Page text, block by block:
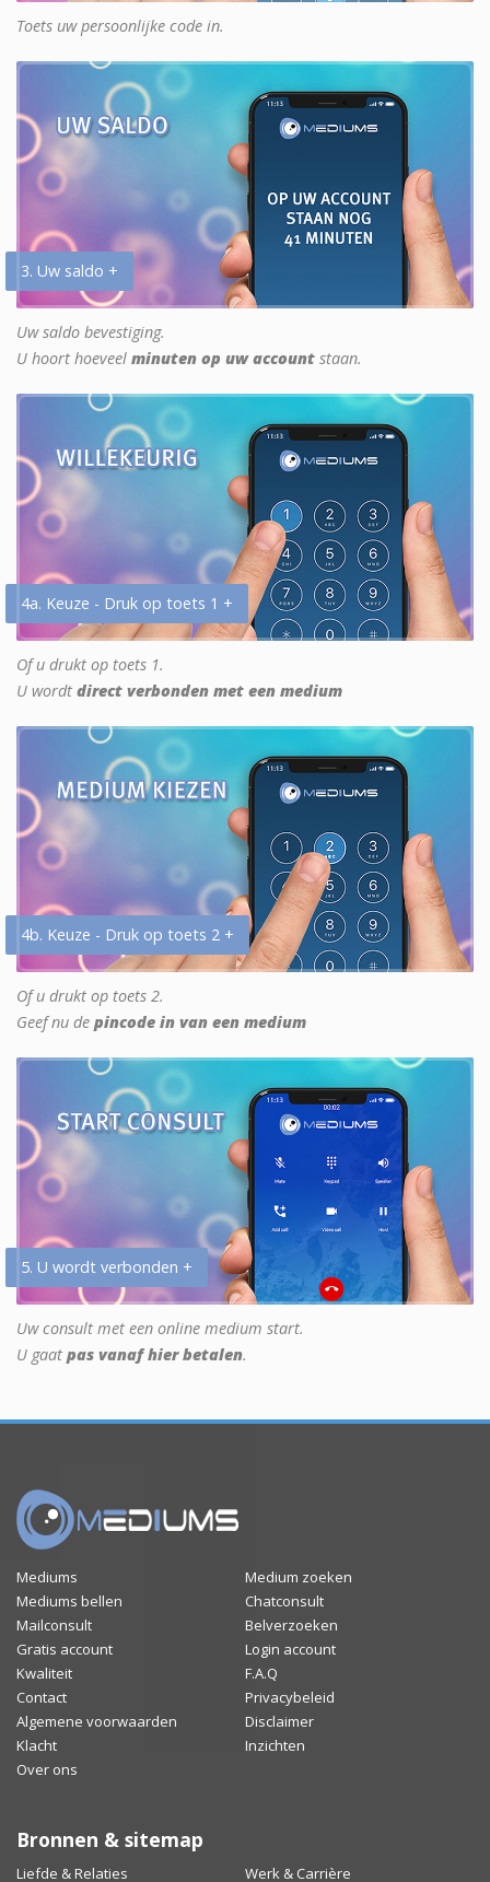
Toets uw persoonlijke code in.
3. Uw saldo +
Uw saldo bevestiging.
U hoort hoeveel minuten op uw account staan.
4a. Keuze - Druk op toets 1 +
Of u drukt op toets 1.
U wordt direct verbonden met een medium
4b. Keuze - Druk op toets 2 +
Of u drukt op toets 2.
Geef nu de pincode in van een medium
5. U wordt verbonden +
Uw consult met een online medium start.
U gaat pas vanaf hier betalen.
Mediums
Medium zoeken
Mediums bellen
Chatconsult
Mailconsult
Belverzoeken
Gratis account
Login account
Kwaliteit
F.A.Q
Contact
Privacybeleid
Algemene voorwaarden
Disclaimer
Klacht
Inzichten
Over ons
Bronnen & sitemap
Liefde & Relaties Werk & Carrière